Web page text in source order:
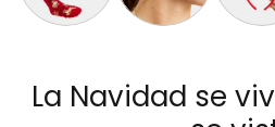
La Navidad se